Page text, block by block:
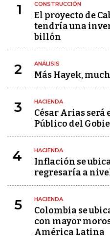
1 CONSTRUCCIÓN
El proyecto de
tendría una
billón
2 ANÁLISIS
Más Hayek,
3 HACIENDA
César Arias
Público del
4 HACIENDA
Inflación se
regresaría a
5 HACIENDA
Colombia se
con mayor
América Latina